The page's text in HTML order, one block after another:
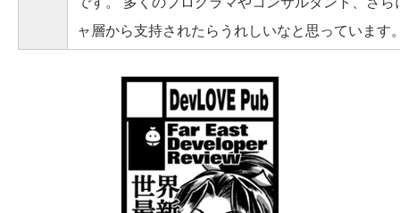
ャ層から支持されたらうれしいなと思っています